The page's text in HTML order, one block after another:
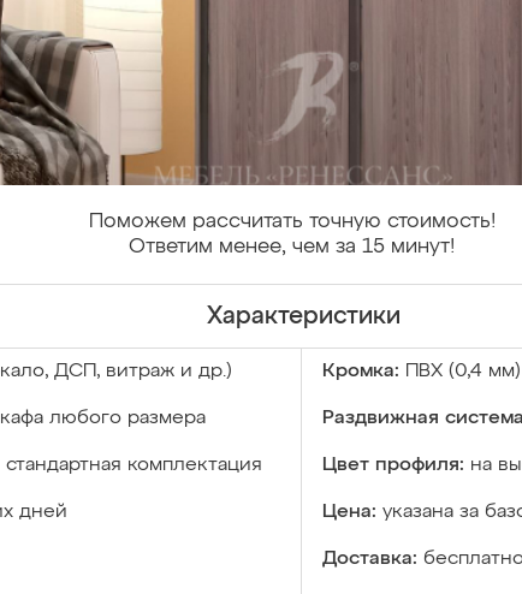
Поможем рассчитать точную стоимость!
Ответим менее, чем за 15 минут!
Характеристики
ДСП, витраж и др.) Кромка: ПВХ (0,4 мм)
любого размера Раздвижная
стандартная комплектация Цвет профиля: на
дней Цена: указана за
Доставка: